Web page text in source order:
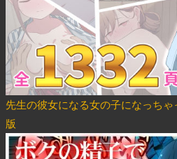
先生の彼女になる女の子になっち
版